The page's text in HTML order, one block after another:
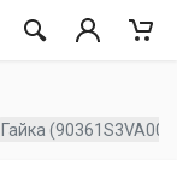
Гайка (90361S3VA00)